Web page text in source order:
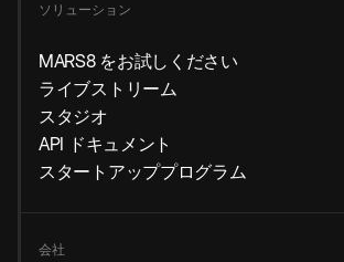
ソリューション
MARS8 をお試しください
ライブストリーム
スタジオ
API ドキュメント
スタートアッププログラム
会社